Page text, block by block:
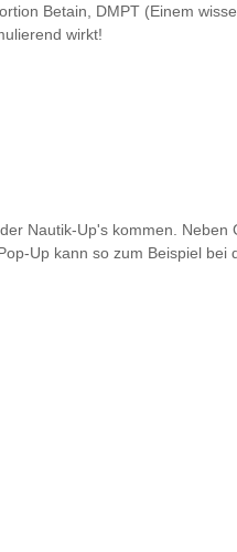
Betain, DMPT (Einem
wirkt!
Nautik-Up's kommen.
Up kann so zum Beispiel